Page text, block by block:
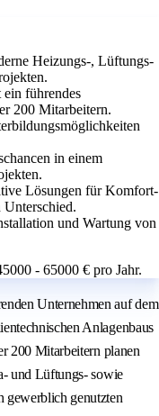
Heizungs-, Lüftungs-
führendes
200 Mitarbeitern.
in einem
Lösungen für Komfort-
Unterschied.
und Wartung von
- 65000 € pro Jahr.
Unternehmen auf dem
Anlagenbaus
200 Mitarbeitern planen
und Lüftungs- sowie
gewerblich genutzten